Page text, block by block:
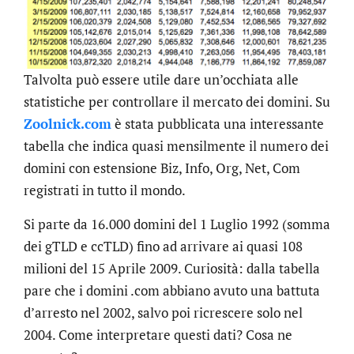
Talvolta può essere utile dare un’occhiata alle
statistiche per controllare il mercato dei domini. Su
Zoolnick.comè stata pubblicata una interessante
tabella che indica quasi mensilmente il numero dei
domini con estensione Biz, Info, Org, Net, Com
registrati in tutto il mondo.
Si parte da 16.000 domini del 1 Luglio 1992 (somma
dei gTLD e ccTLD) fino ad arrivare ai quasi 108
milioni del 15 Aprile 2009. Curiosità: dalla tabella
pare che i domini .com abbiano avuto una battuta
d’arresto nel 2002, salvo poi ricrescere solo nel
2004. Come interpretare questi dati? Cosa ne